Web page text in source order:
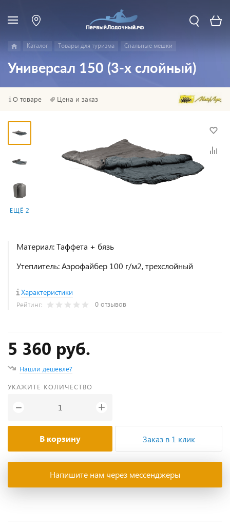
Каталог Товары для туризма Спальные мешки
Универсал 150 (3-х слойный)
О товаре Цена и заказ
ЕЩЁ 2
Материал: Таффета + бязь
Утеплитель: Аэрофайбер 100 г/м2, трехслойный
Характеристики
Рейтинг: 0 отзывов
5 360 руб.
Нашли дешевле?
УКАЖИТЕ КОЛИЧЕСТВО
− +
В корзину Заказ в 1 клик
Напишите нам через мессенджеры